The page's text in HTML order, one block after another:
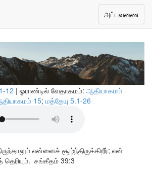
Toggle
navigation
அட்டவணை
அறிவார்
12 | ஓராண்டில் வேதாகமம்: ஆதியாகமம்
15; மத்தேயு 5.1-26
என்னைச் சூழ்ந்திருக்கிறீர்; என்
சங்கீதம் 39:3